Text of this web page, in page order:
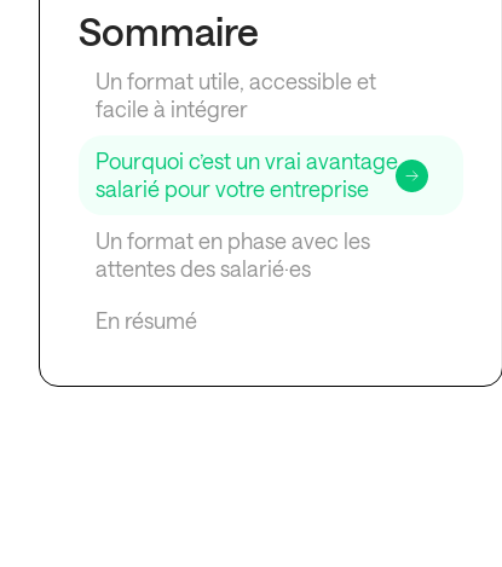
Sommaire
Un format utile, accessible et
facile à intégrer
Pourquoi c’est un vrai avantage
salarié pour votre entreprise
Un format en phase avec les
attentes des salarié·es
En résumé